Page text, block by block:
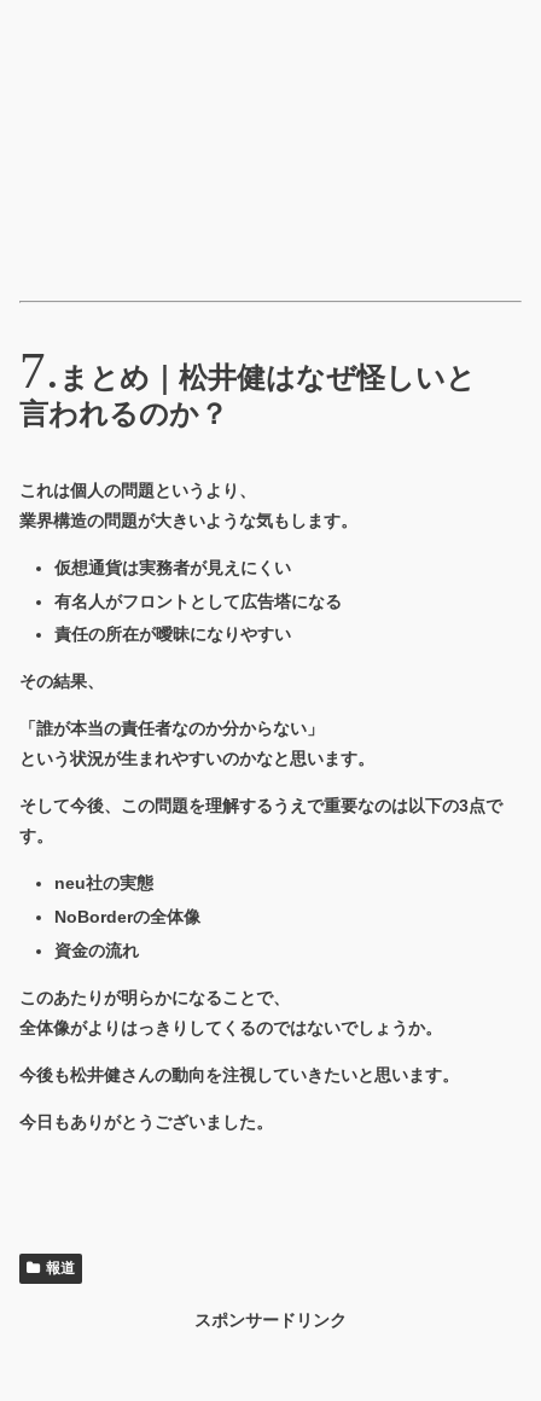
まとめ｜松井健はなぜ怪しいと
言われるのか？
これは個人の問題というより、
業界構造の問題が大きいような気もします。
仮想通貨は実務者が見えにくい
有名人がフロントとして広告塔になる
責任の所在が曖昧になりやすい
その結果、
「誰が本当の責任者なのか分からない」
という状況が生まれやすいのかなと思います。
そして今後、この問題を理解するうえで重要なのは以下の3点で
す。
neu社の実態
NoBorderの全体像
資金の流れ
このあたりが明らかになることで、
全体像がよりはっきりしてくるのではないでしょうか。
今後も松井健さんの動向を注視していきたいと思います。
今日もありがとうございました。
報道
スポンサードリンク